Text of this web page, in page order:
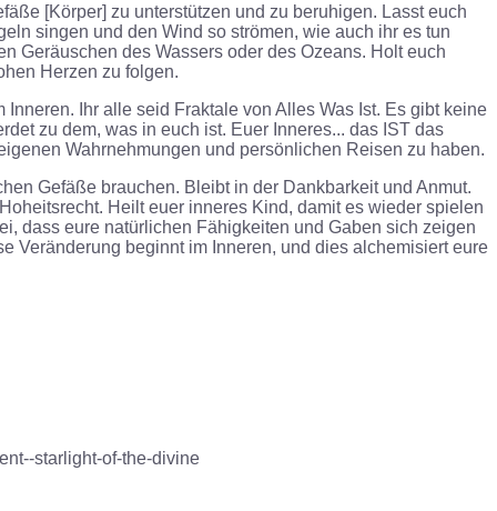
[Körper] zu unterstützen und zu beruhigen. Lasst euch
singen und den Wind so strömen, wie auch ihr es tun
Geräuschen des Wassers oder des Ozeans. Holt euch
Herzen zu folgen.
Ihr alle seid Fraktale von Alles Was Ist. Es gibt keine
zu dem, was in euch ist. Euer Inneres... das IST das
Wahrnehmungen und persönlichen Reisen zu haben.
Gefäße brauchen. Bleibt in der Dankbarkeit und Anmut.
Heilt euer inneres Kind, damit es wieder spielen
dass eure natürlichen Fähigkeiten und Gaben sich zeigen
Veränderung beginnt im Inneren, und dies alchemisiert eure
starlight-of-the-divine